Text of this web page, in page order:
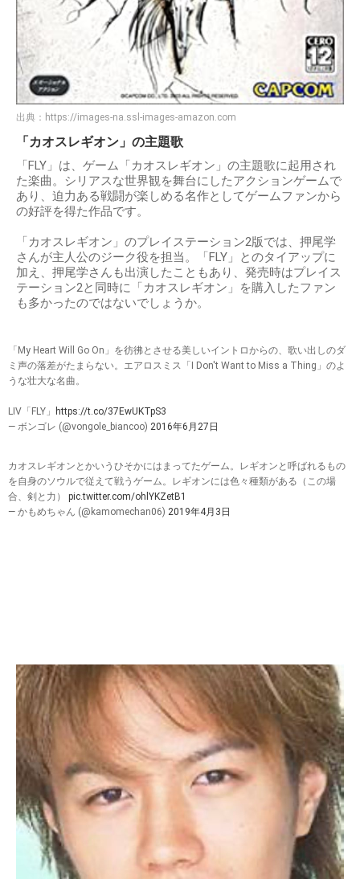
出典： https://images-na.ssl-images-amazon.com
「カオスレギオン」の主題歌
「FLY」は、ゲーム「カオスレギオン」の主題歌に起用され
た楽曲。シリアスな世界観を舞台にしたアクションゲームで
あり、迫力ある戦闘が楽しめる名作としてゲームファンから
の好評を得た作品です。
「カオスレギオン」のプレイステーション2版では、押尾学
さんが主人公のジーク役を担当。「FLY」とのタイアップに
加え、押尾学さんも出演したこともあり、発売時はプレイス
テーション2と同時に「カオスレギオン」を購入したファン
も多かったのではないでしょうか。
「My Heart Will Go On」を彷彿とさせる美しいイントロからの、歌い出しのダ
ミ声の落差がたまらない。エアロスミス「I Don't Want to Miss a Thing」のよ
うな壮大な名曲。
LIV「FLY」
https://t.co/37EwUKTpS3
— ボンゴレ (@vongole_biancoo) 2016年6月27日
カオスレギオンとかいうひそかにはまってたゲーム。レギオンと呼ばれるもの
を自身のソウルで従えて戦うゲーム。レギオンには色々種類がある（この場
合、剣と力） pic.twitter.com/ohlYKZetB1
— かもめちゃん (@kamomechan06) 2019年4月3日